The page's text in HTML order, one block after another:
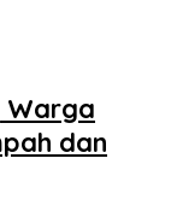
Warga
dan